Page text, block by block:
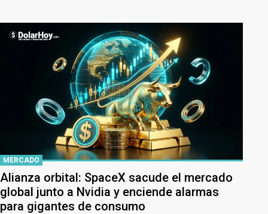
MERCADO
Alianza orbital: SpaceX sacude el mercado
global junto a Nvidia y enciende alarmas
para gigantes de consumo